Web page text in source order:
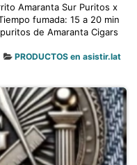
Amaranta Sur Puritos x
fumada: 15 a 20 min
de Amaranta Cigars
PRODUCTOS en asistir.lat